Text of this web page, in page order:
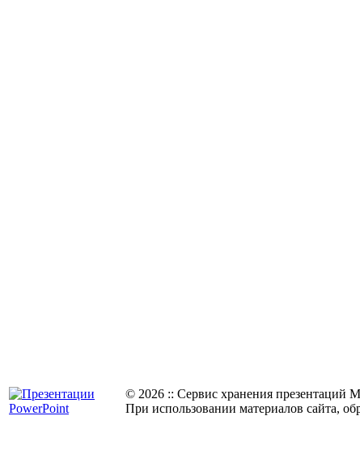
© 2026 :: Cервис хранения презентаций
При использовании материалов сайта,